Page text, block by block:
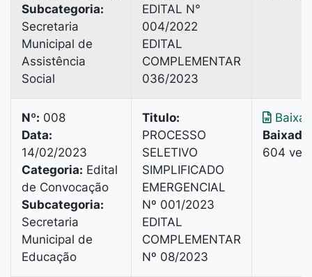
Subcategoria:
Secretaria
Municipal de
Assistência
Social
EDITAL N°
004/2022
EDITAL
COMPLEMENTAR
036/2023
Nº: 008
Data:
14/02/2023
Categoria: Edital
de Convocação
Subcategoria:
Secretaria
Municipal de
Educação
Titulo:
PROCESSO
SELETIVO
SIMPLIFICADO
EMERGENCIAL
Nº 001/2023
EDITAL
COMPLEMENTAR
Nº 08/2023
Baixar
Baixado:
604